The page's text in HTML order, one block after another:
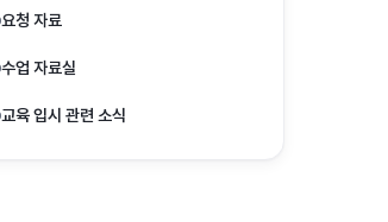
요청 자료
수업 자료실
교육 입시 관련 소식